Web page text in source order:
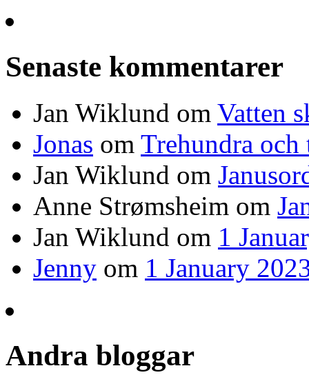
Senaste kommentarer
Jan Wiklund om Vatten
Jonas om Trehundra
Jan Wiklund om
Anne Strømsheim om
Jan Wiklund om 1
Jenny om 1 January
Andra bloggar